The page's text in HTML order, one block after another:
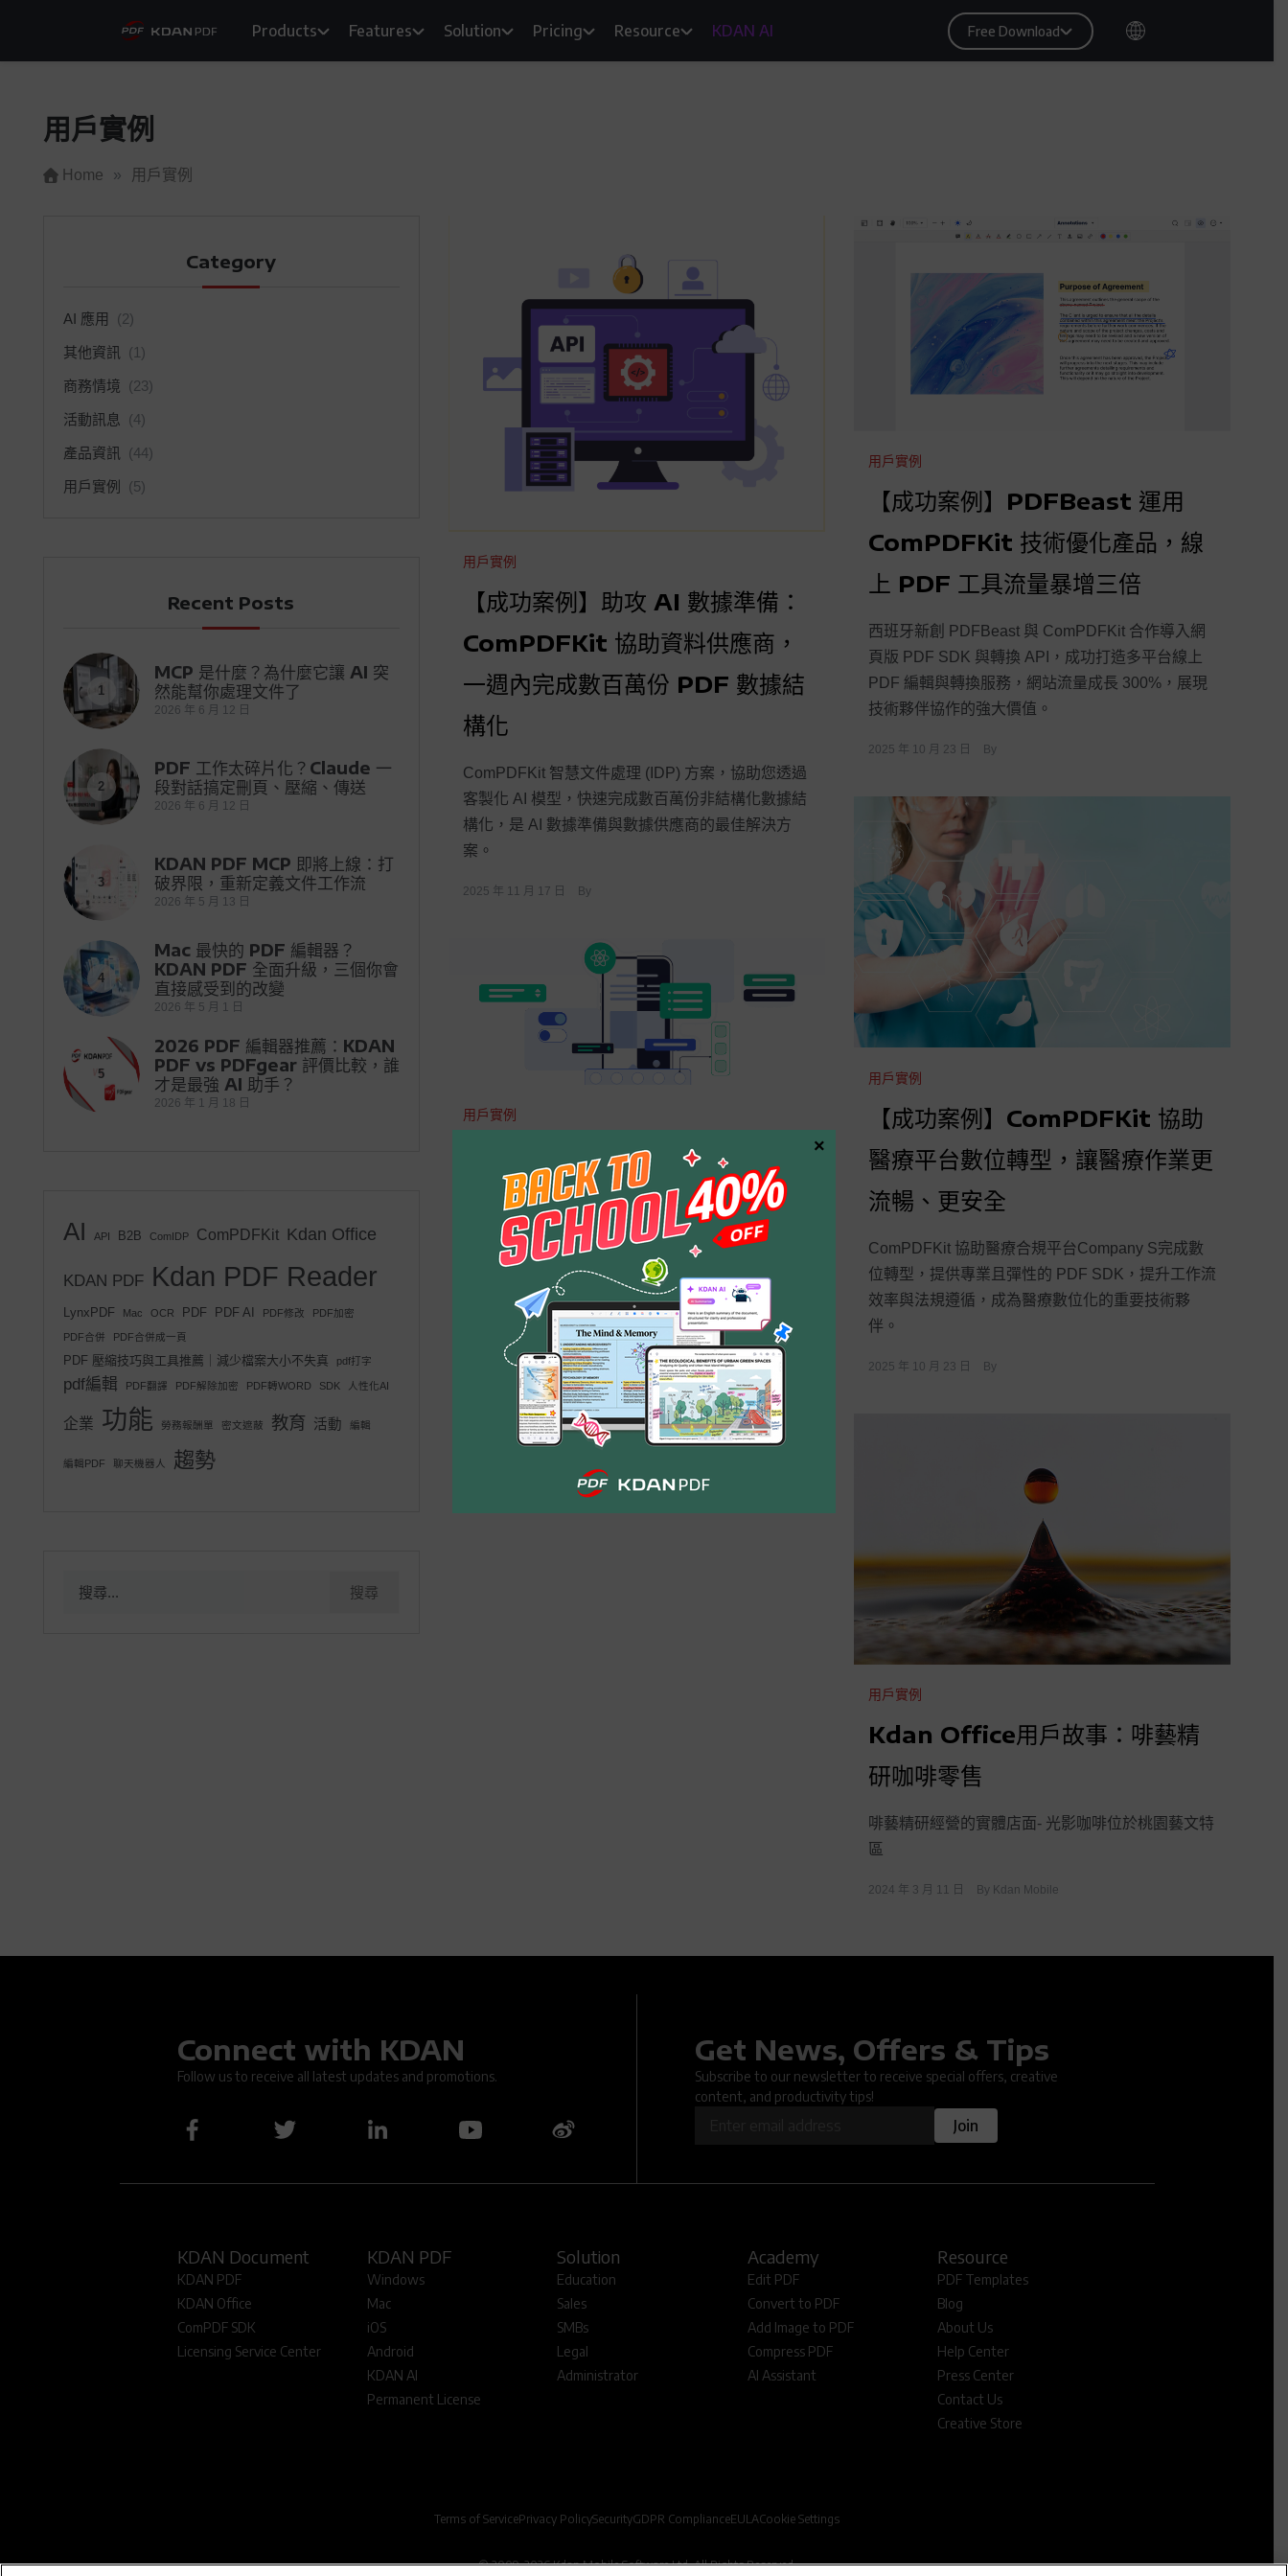
Products Features Solution Pricing Resource KDAN AI Free Download
用戶實例
Home » 用戶實例
用戶實例
【成功案例】助攻 AI 數據準備：
ComPDFKit 協助資料供應商，
一週內完成數百萬份 PDF 數據結
構化
ComPDFKit 智慧文件處理 (IDP) 方案，協助您透過
客製化 AI 模型，快速完成數百萬份非結構化數據結
構化，是 AI 數據準備與數據供應商的最佳解決方
案。
2025 年 11 月 17 日 By
用戶實例
【成功案例】PDFBeast 運用
ComPDFKit 技術優化產品，線
上 PDF 工具流量暴增三倍
西班牙新創 PDFBeast 與 ComPDFKit 合作導入網
頁版 PDF SDK 與轉換 API，成功打造多平台線上
PDF 編輯與轉換服務，網站流量成長 300%，展現
技術夥伴協作的強大價值。
2025 年 10 月 23 日 By
用戶實例
【成功案例】ComPDFKit 協助
醫療平台數位轉型，讓醫療作業更
流暢、更安全
ComPDFKit 協助醫療合規平台Company S完成數
位轉型，提供專業且彈性的 PDF SDK，提升工作流
效率與法規遵循，成為醫療數位化的重要技術夥
伴。
2025 年 10 月 23 日 By
用戶實例
【成功案例】ComPDFKit 的強
大技術幫助 Cube Apps，推動
無紙化辦公服務
Cube Apps Limited 與 ComPDFKit 合作，導入功能
豐富且跨平台的 PDF SDK，快速提升該服務
Android 和 iOS 應用上的 PDF 閱讀、註記與簽署功
能，獲得用戶高度好評。
2025 年 10 月 23 日 By
用戶實例
Kdan Office用戶故事：啡藝精
研咖啡零售
啡藝精研經營的實體店面- 光影咖啡位於桃園藝文特
區
2024 年 3 月 11 日 By Kdan Mobile
Category
AI 應用 (2)
其他資訊 (1)
商務情境 (23)
活動訊息 (4)
產品資訊 (44)
用戶實例 (5)
Recent Posts
1
MCP 是什麼？為什麼它讓 AI 突
然能幫你處理文件了
2026 年 6 月 12 日
2
PDF 工作太碎片化？Claude 一
段對話搞定刪頁、壓縮、傳送
2026 年 6 月 12 日
3
KDAN PDF MCP 即將上線：打
破界限，重新定義文件工作流
2026 年 5 月 13 日
4
Mac 最快的 PDF 編輯器？
KDAN PDF 全面升級，三個你會
直接感受到的改變
2026 年 5 月 1 日
5
2026 PDF 編輯器推薦：KDAN
PDF vs PDFgear 評價比較，誰
才是最強 AI 助手？
2026 年 1 月 18 日
AI API B2B ComIDP ComPDFKit Kdan Office
KDAN PDF Kdan PDF Reader
LynxPDF Mac OCR PDF PDF AI PDF修改 PDF加密
PDF合併 PDF合併成一頁
PDF 壓縮技巧與工具推薦｜減少檔案大小不失真 pdf打字
pdf編輯 PDF翻譯 PDF解除加密 PDF轉WORD SDK 人性化AI
企業 功能 勞務報酬單 密文遮蔽 教育 活動 編輯
編輯PDF 聊天機器人 趨勢
Connect with KDAN
Follow us to receive all latest updates and promotions.
Get News, Offers & Tips
Subscribe to our newsletter to receive special offers, creative
content, and productivity tips!
Join
Oops... An issue occurred when submitting the form. Please try again later.
KDAN Document
KDAN PDF
KDAN Office
ComPDF SDK
Licensing Service Center
KDAN PDF
Windows
Mac
iOS
Android
KDAN AI
Permanent License
Solution
Education
Sales
SMBs
Legal
Administrator
Academy
Edit PDF
Convert to PDF
Add Image to PDF
Compress PDF
AI Assistant
Resource
PDF Templates
Blog
About Us
Help Center
Press Center
Contact Us
Creative Store
Terms of ServicePrivacy PolicySecurityGDPR ComplianceEULACookie Settings
© 2009-2026 Kdan Mobile Software Ltd. All Rights Reserved.
×